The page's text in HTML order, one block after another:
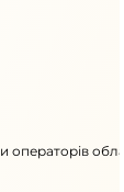
операторів